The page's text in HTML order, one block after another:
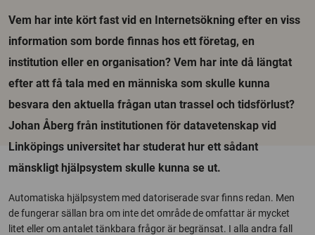
Vem har inte kört fast vid en Internetsökning efter en viss
information som borde finnas hos ett företag, en
institution eller en organisation? Vem har inte då längtat
efter att få tala med en människa som skulle kunna
besvara den aktuella frågan utan trassel och tidsförlust?
Johan Åberg från institutionen för datavetenskap vid
Linköpings universitet har studerat hur ett sådant
mänskligt hjälpsystem skulle kunna se ut.
Automatiska hjälpsystem med datoriserade svar finns redan. Men
de fungerar sällan bra om inte det område de omfattar är mycket
litet eller om antalet tänkbara frågor är begränsat. I alla andra fall